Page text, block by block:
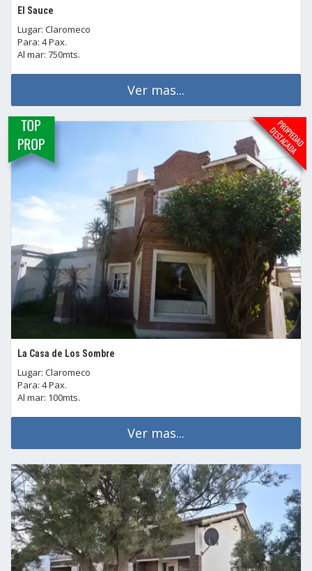
El Sauce
Lugar: Claromeco
Para: 4 Pax.
Al mar: 750mts.
Ver mas...
La Casa de Los Sombre
Lugar: Claromeco
Para: 4 Pax.
Al mar: 100mts.
Ver mas...